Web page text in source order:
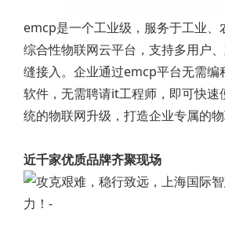
emcp是一个工业级，服务于工业、
综合性物联网云平台，支持多用户
缝接入。企业通过emcp平台无需编
软件，无需聘请it工程师，即可快
统的物联网升级，打造企业专属的物
近千家优质品牌齐聚现场